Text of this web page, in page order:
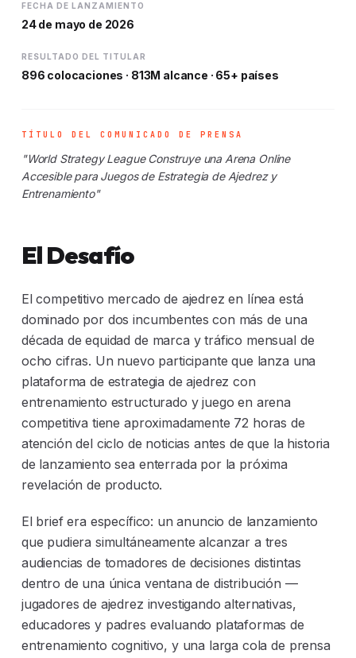
FECHA DE LANZAMIENTO
24 de mayo de 2026
RESULTADO DEL TITULAR
896 colocaciones · 813M alcance · 65+ países
TÍTULO DEL COMUNICADO DE PRENSA
"World Strategy League Construye una Arena Online
Accesible para Juegos de Estrategia de Ajedrez y
Entrenamiento"
El Desafío
El competitivo mercado de ajedrez en línea está
dominado por dos incumbentes con más de una
década de equidad de marca y tráfico mensual de
ocho cifras. Un nuevo participante que lanza una
plataforma de estrategia de ajedrez con
entrenamiento estructurado y juego en arena
competitiva tiene aproximadamente 72 horas de
atención del ciclo de noticias antes de que la historia
de lanzamiento sea enterrada por la próxima
revelación de producto.
El brief era específico: un anuncio de lanzamiento
que pudiera simultáneamente alcanzar a tres
audiencias de tomadores de decisiones distintas
dentro de una única ventana de distribución —
jugadores de ajedrez investigando alternativas,
educadores y padres evaluando plataformas de
entrenamiento cognitivo, y una larga cola de prensa